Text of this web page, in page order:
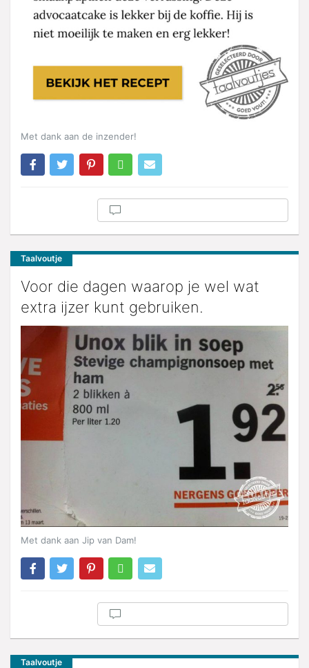
Met dank aan de inzender!
Taalvoutje
Voor die dagen waarop je wel wat
extra ijzer kunt gebruiken.
Met dank aan Jip van Dam!
Taalvoutje